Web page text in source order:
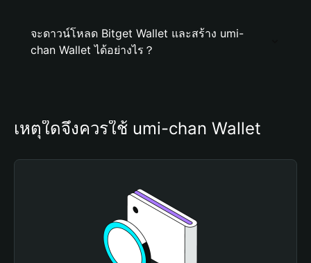
จะดาวน์โหลด Bitget Wallet และสร้าง umi-
chan Wallet ได้อย่างไร？
เหตุใดจึงควรใช้ umi-chan Wallet